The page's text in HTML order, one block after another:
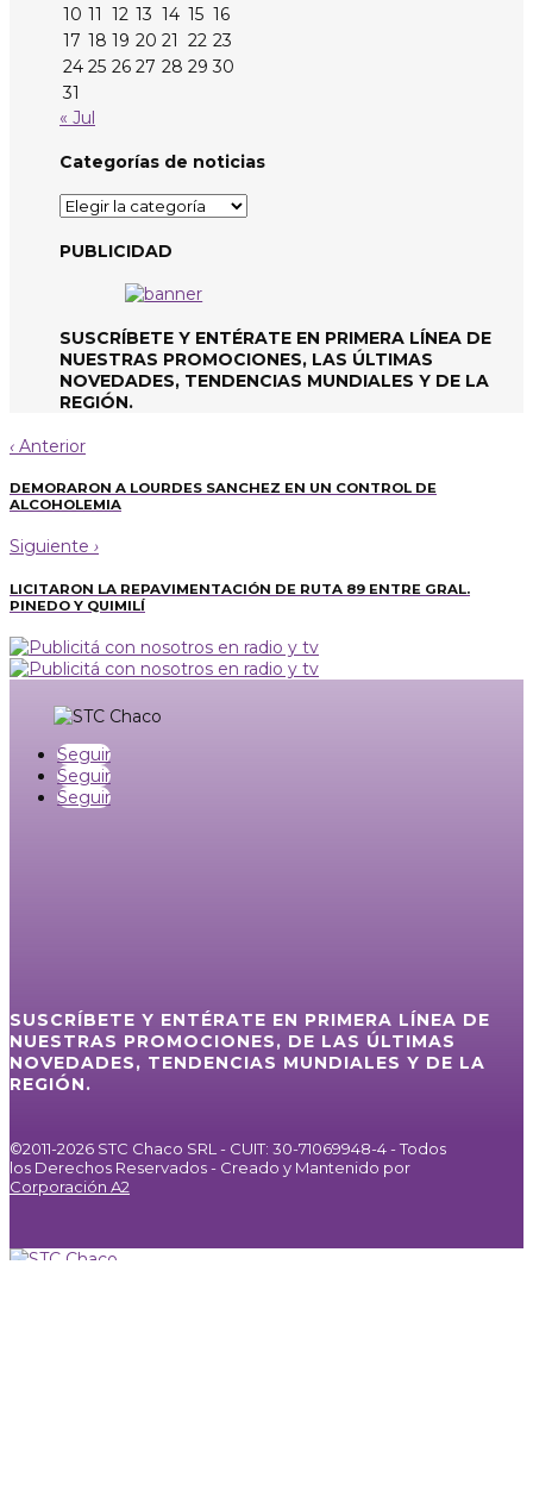
10 11 12 13 14 15 16
17 18 19 20 21 22 23
24 25 26 27 28 29 30
31
« Jul
Categorías de noticias
Categorías
de
noticias
PUBLICIDAD
SUSCRÍBETE Y ENTÉRATE EN PRIMERA LÍNEA DE
NUESTRAS PROMOCIONES, LAS ÚLTIMAS
NOVEDADES, TENDENCIAS MUNDIALES Y DE LA
REGIÓN.
‹ Anterior
DEMORARON A LOURDES SANCHEZ EN UN CONTROL DE
ALCOHOLEMIA
Siguiente ›
LICITARON LA REPAVIMENTACIÓN DE RUTA 89 ENTRE GRAL.
PINEDO Y QUIMILÍ
Seguir
Seguir
Seguir
SUSCRÍBETE Y ENTÉRATE EN PRIMERA LÍNEA DE
NUESTRAS PROMOCIONES, DE LAS ÚLTIMAS
NOVEDADES, TENDENCIAS MUNDIALES Y DE LA
REGIÓN.
©2011-2026 STC Chaco SRL - CUIT: 30-71069948-4 - Todos
los Derechos Reservados - Creado y Mantenido por
Corporación A2